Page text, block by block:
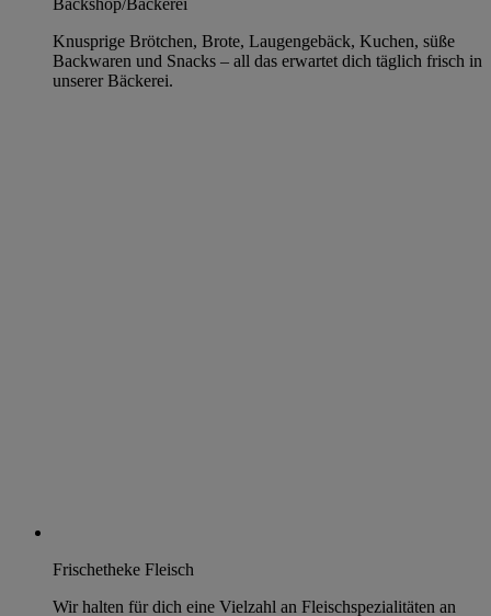
Backshop/Bäckerei
Knusprige Brötchen, Brote, Laugengebäck, Kuchen, süße
Backwaren und Snacks – all das erwartet dich täglich frisch in
unserer Bäckerei.
Frischetheke Fleisch
Wir halten für dich eine Vielzahl an Fleischspezialitäten an